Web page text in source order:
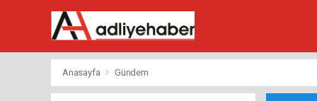
Anasayfa Gündem